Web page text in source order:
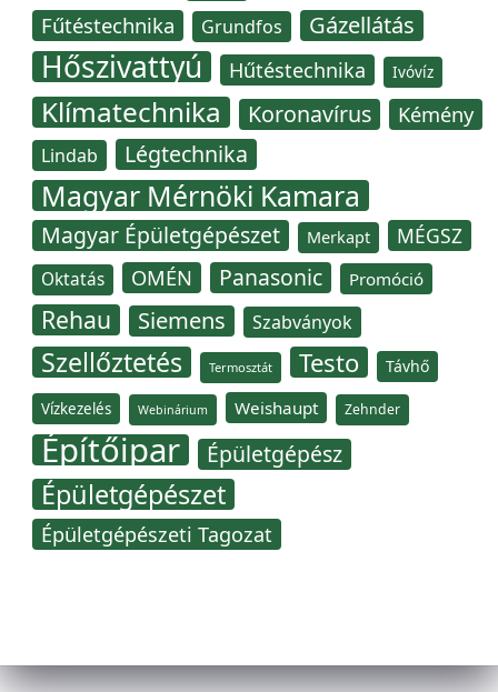
Fűtéstechnika Grundfos Gázellátás
Hőszivattyú Hűtéstechnika Ivóvíz
Klímatechnika Koronavírus Kémény
Lindab Légtechnika
Magyar Mérnöki Kamara
Magyar Épületgépészet Merkapt MÉGSZ
Oktatás OMÉN Panasonic Promóció
Rehau Siemens Szabványok
Szellőztetés Termosztát Testo Távhő
Vízkezelés Webinárium Weishaupt Zehnder
Építőipar Épületgépész
Épületgépészet
Épületgépészeti Tagozat